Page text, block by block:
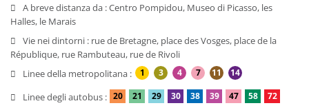
A breve distanza da :Centro Pompidou, Museo di Picasso, les
Halles, le Marais
Vie nei dintorni : rue de Bretagne, place des Vosges, place de la
République, rue Rambuteau, rue de Rivoli
Linee della metropolitana :
1 3 4 7 11 14
Linee degli autobus : 20 21 29 30 38 39 47 58
72